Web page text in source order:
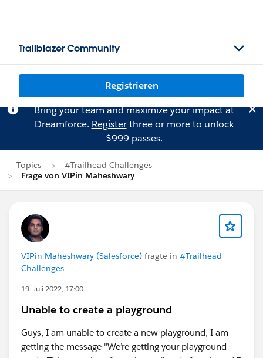
Trailblazer Community
Registrieren
Bring your team and maximize your impact at
Dreamforce. Registerthree or more to unlock
$999 passes.
Topics
#Trailhead Challenges
Frage von VIPin Maheshwary
VIPin Maheshwary (Salesforce) fragte in #Trailhead
Challenges
19. Juli 2022, 17:00
Unable to create a playground
Guys, I am unable to create a new playground, I am
getting the message "We’re getting your playground